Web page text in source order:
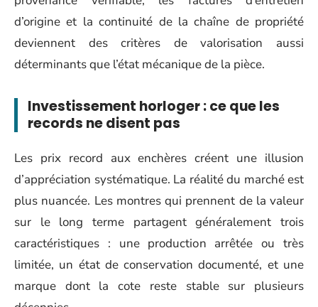
d’origine et la continuité de la chaîne de propriété
deviennent des critères de valorisation aussi
déterminants que l’état mécanique de la pièce.
Investissement horloger : ce que les
records ne disent pas
Les prix record aux enchères créent une illusion
d’appréciation systématique. La réalité du marché est
plus nuancée. Les montres qui prennent de la valeur
sur le long terme partagent généralement trois
caractéristiques : une production arrêtée ou très
limitée, un état de conservation documenté, et une
marque dont la cote reste stable sur plusieurs